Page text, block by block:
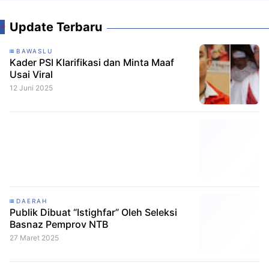
Update Terbaru
BAWASLU
Kader PSI Klarifikasi dan Minta Maaf
Usai Viral
12 Juni 2025
DAERAH
Publik Dibuat “Istighfar” Oleh Seleksi
Basnaz Pemprov NTB
27 Maret 2025